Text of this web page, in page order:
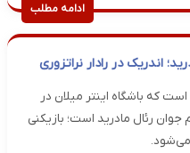
ادامه مطلب
اندریک در رادار نراتزوری
است که باشگاه اینتر میلان در
رئال مادرید است؛ بازیکنی
می‌شود.